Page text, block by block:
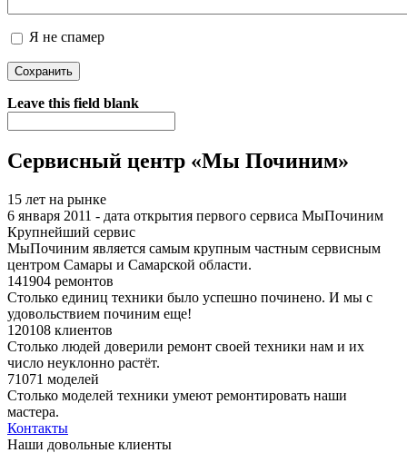
Я не спамер
Я спамер
Leave this field blank
Сервисный центр «Мы Починим»
15 лет на рынке
6 января 2011 - дата открытия первого сервиса МыПочиним
Крупнейший сервис
МыПочиним является самым крупным частным сервисным
центром Самары и Самарской области.
141904 ремонтов
Столько единиц техники было успешно починено. И мы с
удовольствием починим еще!
120108 клиентов
Столько людей доверили ремонт своей техники нам и их
число неуклонно растёт.
71071 моделей
Столько моделей техники умеют ремонтировать наши
мастера.
Контакты
Наши довольные клиенты